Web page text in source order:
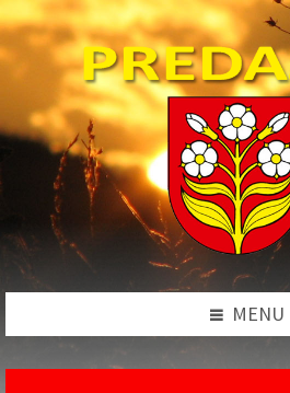
Preskočiť
na
obsah
Preskočiť
na
ľavý
Preskočiť
na
pravý
Preskočiť
na
pätičku
MENU